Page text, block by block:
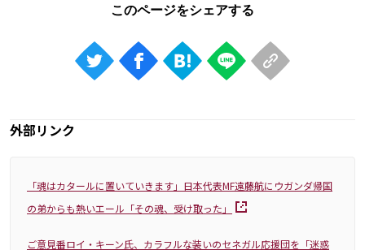
外部リンク
「魂はカタールに置いていきます」日本代表MF遠藤航にウガンダ帰国
の弟からも熱いエール「その魂、受け取った」
ご意見番ロイ・キーン氏、カラフルな装いのセネガル応援団を「迷惑